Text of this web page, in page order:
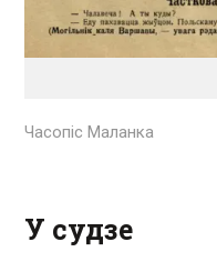
Часопіс Маланка
У судзе